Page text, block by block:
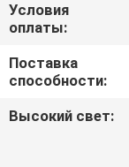
СЛУЧАИ
Условия
оплаты:
Поставка
способности:
Высокий свет: